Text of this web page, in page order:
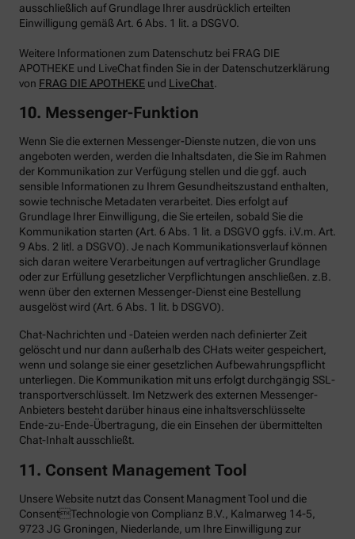
ausschließlich auf Grundlage Ihrer ausdrücklich erteilten
Einwilligung gemäß Art. 6 Abs. 1 lit. a DSGVO.
Weitere Informationen zum Datenschutz bei FRAG DIE
APOTHEKE und LiveChat finden Sie in der Datenschutzerklärung
von FRAG DIE APOTHEKE und LiveChat
10. Messenger-Funktion
Wenn Sie die externen Messenger-Dienste nutzen, die von uns
angeboten werden, werden die Inhaltsdaten, die Sie im Rahmen
der Kommunikation zur Verfügung stellen und die ggf. auch
sensible Informationen zu Ihrem Gesundheitszustand enthalten,
sowie technische Metadaten verarbeitet. Dies erfolgt auf
Grundlage Ihrer Einwilligung, die Sie erteilen, sobald Sie die
Kommunikation starten (Art. 6 Abs. 1 lit. a DSGVO ggfs. i.V.m. Art.
9 Abs. 2 litl. a DSGVO). Je nach Kommunikationsverlauf können
sich daran weitere Verarbeitungen auf vertraglicher Grundlage
oder zur Erfüllung gesetzlicher Verpflichtungen anschließen. z.B.
wenn über den externen Messenger-Dienst eine Bestellung
ausgelöst wird (Art. 6 Abs. 1 lit. b DSGVO).
Chat-Nachrichten und -Dateien werden nach definierter Zeit
gelöscht und nur dann außerhalb des CHats weiter gespeichert,
wenn und solange sie einer gesetzlichen Aufbewahrungspflicht
unterliegen. Die Kommunikation mit uns erfolgt durchgängig SSL-
transportverschlüsselt. Im Netzwerk des externen Messenger-
Anbieters besteht darüber hinaus eine inhaltsverschlüsselte
Ende-zu-Ende-Übertragung, die ein Einsehen der übermittelten
Chat-Inhalt ausschließt.
11. Consent Management Tool
Unsere Website nutzt das Consent Managment Tool und die
ConsentTechnologie von Complianz B.V., Kalmarweg 14-5,
9723 JG Groningen, Niederlande, um Ihre Einwilligung zur